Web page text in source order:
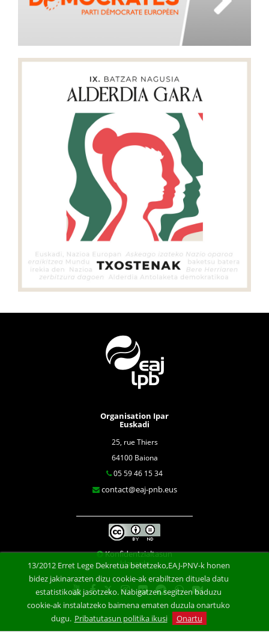
Organisation Ipar
Euskadi
25, rue Thiers
64100 Baiona
05 59 46 15 34
contact@eaj-pnb.eus
Konfidentzialtasun
klausula
13/2012 Erret Lege Dekretua betetzeko,EAJ-PNV-k honen
bidez jakinarazten dizu cookie-ak erabiltzen dituela datu
estatistikoak jasotzeko. Nabigatzen segitzen baduzu
cookie-ak instalatzeko baimena ematen duzula onartuko
dugu. Pribatutasun politika ikusi Onartu